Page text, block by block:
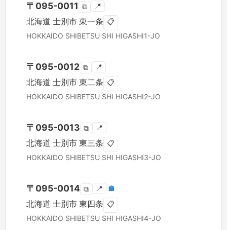
〒 095-0011 ⧉ 📍
北海道 士別市 東一条 📋
HOKKAIDO SHIBETSU SHI HIGASHI1-JO
〒 095-0012 ⧉ 📍
北海道 士別市 東二条 📋
HOKKAIDO SHIBETSU SHI HIGASHI2-JO
〒 095-0013 ⧉ 📍
北海道 士別市 東三条 📋
HOKKAIDO SHIBETSU SHI HIGASHI3-JO
〒 095-0014 ⧉ 📍 🏣
北海道 士別市 東四条 📋
HOKKAIDO SHIBETSU SHI HIGASHI4-JO